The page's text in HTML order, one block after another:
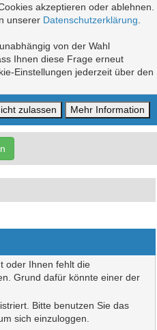
akzeptieren oder ablehnen.
unserer Datenschutzerklärung
von der Wahl
Ihnen diese Frage erneut
Einstellungen jederzeit über den
oder Ihnen fehlt die
Grund dafür könnte einer der
Bitte benutzen Sie das
sich einzuloggen.